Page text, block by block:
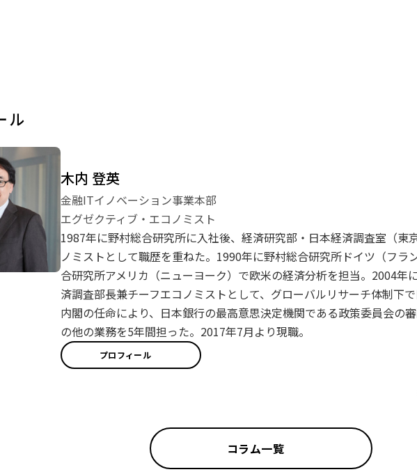
ル
木内 登英
金融ITイノベーション事業本部
エグゼクティブ・エコノミスト
1987年に野村総合研究所に入社後、経済研究部・日本経済調査室（東
ノミストとして職歴を重ねた。1990年に野村総合研究所ドイツ（フラ
合研究所アメリカ（ニューヨーク）で欧米の経済分析を担当。2004年
済調査部長兼チーフエコノミストとして、グローバルリサーチ体制下
内閣の任命により、日本銀行の最高意思決定機関である政策委員会の
の他の業務を5年間担った。2017年7月より現職。
プロフィール
コラム一覧